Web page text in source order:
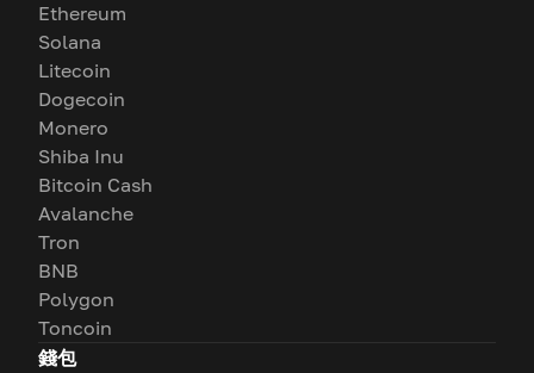
Ethereum
Solana
Litecoin
Dogecoin
Monero
Shiba Inu
Bitcoin Cash
Avalanche
Tron
BNB
Polygon
Toncoin
錢包